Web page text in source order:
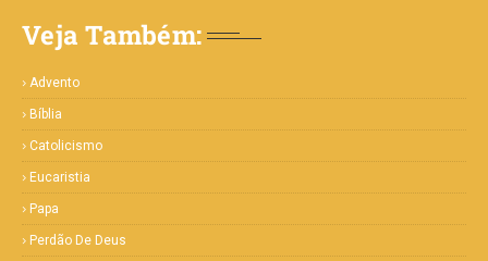
Veja Também:
Advento
Bíblia
Catolicismo
Eucaristia
Papa
Perdão De Deus